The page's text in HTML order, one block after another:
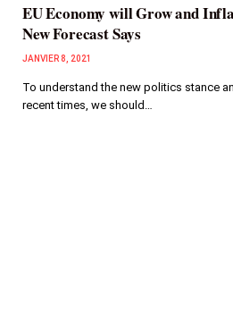
EU Economy will Grow and
New Forecast Says
JANVIER 8, 2021
To understand the new politics stance
recent times, we should…